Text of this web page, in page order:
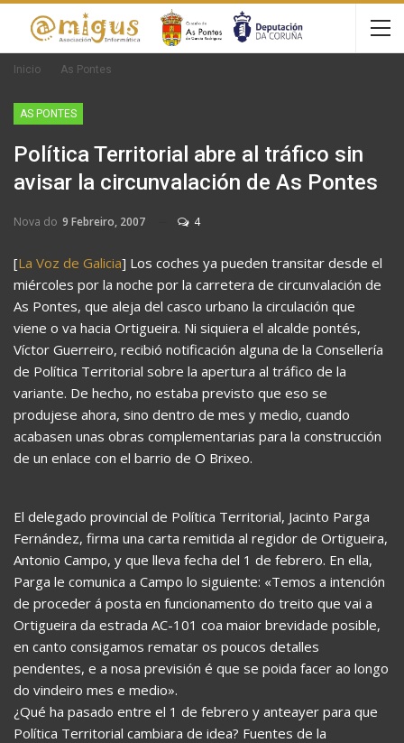
Inicio As Pontes
AS PONTES
Política Territorial abre al tráfico sin
avisar la circunvalación de As Pontes
Nova do 9 Febreiro, 2007 4
[La Voz de Galicia] Los coches ya pueden transitar desde el
miércoles por la noche por la carretera de circunvalación de
As Pontes, que aleja del casco urbano la circulación que
viene o va hacia Ortigueira. Ni siquiera el alcalde pontés,
Víctor Guerreiro, recibió notificación alguna de la Consellería
de Política Territorial sobre la apertura al tráfico de la
variante. De hecho, no estaba previsto que eso se
produjese ahora, sino dentro de mes y medio, cuando
acabasen unas obras complementarias para la construcción
de un enlace con el barrio de O Brixeo.
El delegado provincial de Política Territorial, Jacinto Parga
Fernández, firma una carta remitida al regidor de Ortigueira,
Antonio Campo, y que lleva fecha del 1 de febrero. En ella,
Parga le comunica a Campo lo siguiente: «Temos a intención
de proceder á posta en funcionamento do treito que vai a
Ortigueira da estrada AC-101 coa maior brevidade posible,
en canto consigamos rematar os poucos detalles
pendentes, e a nosa previsión é que se poida facer ao longo
do vindeiro mes e medio».
¿Qué ha pasado entre el 1 de febrero y anteayer para que
Política Territorial cambiara de idea? Fuentes de la